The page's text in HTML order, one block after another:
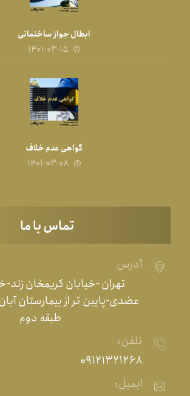
ابطال جواز ساختمانی
۱۴۰۱-۰۳-۱۵
گواهی عدم خلاف
۱۴۰۱-۰۳-۰۸
تماس با ما
آدرس
تهران -خیابان کریمخان زند-
طبقه دوم
تلفن:
۰۹۱۲۱۳۲۱۲۶۸
ایمیل: